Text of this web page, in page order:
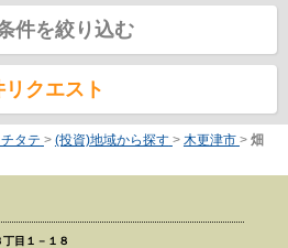
件を絞り込む
リクエスト
タテ > (投資)地域から探す > 木更津市 > 畑
目１－１８